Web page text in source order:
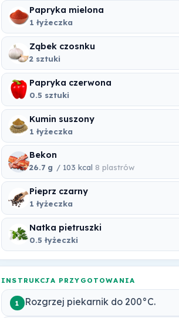
Papryka mielona
1 łyżeczka
Ząbek czosnku
2 sztuki
Papryka czerwona
0.5 sztuki
Kumin suszony
1 łyżeczka
Bekon
26.7 g / 103 kcal 8 plastrów
Pieprz czarny
1 łyżeczka
Natka pietruszki
0.5 łyżeczki
INSTRUKCJA PRZYGOTOWANIA
1 Rozgrzej piekarnik do 200°C.